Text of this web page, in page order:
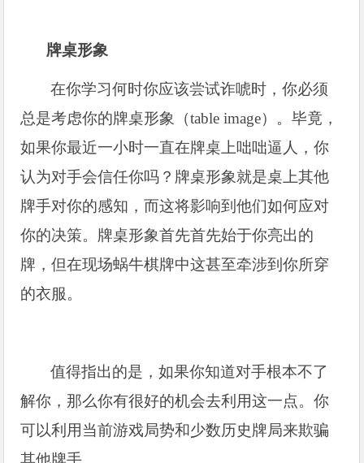
牌桌形象
在你学习何时你应该尝试诈唬时，你必须
总是考虑你的牌桌形象（table image）。毕竟，
如果你最近一小时一直在牌桌上咄咄逼人，你
认为对手会信任你吗？牌桌形象就是桌上其他
牌手对你的感知，而这将影响到他们如何应对
你的决策。牌桌形象首先首先始于你亮出的
牌，但在现场蜗牛棋牌中这甚至牵涉到你所穿
的衣服。
值得指出的是，如果你知道对手根本不了
解你，那么你有很好的机会去利用这一点。你
可以利用当前游戏局势和少数历史牌局来欺骗
其他牌手。